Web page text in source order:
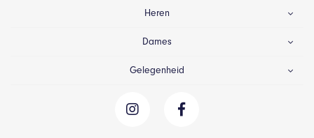
Heren
Dames
Gelegenheid